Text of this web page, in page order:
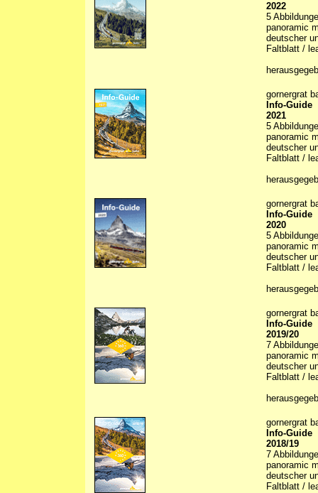
2022
5
panoramic
deutscher
Faltblatt /
gornergrat
Info-Guide
2021
5
panoramic
deutscher
Faltblatt /
gornergrat
Info-Guide
2020
5
panoramic
deutscher
Faltblatt /
gornergrat
Info-Guide
2019/20
7
panoramic
deutscher
Faltblatt /
gornergrat
Info-Guide
2018/19
7
panoramic
deutscher
Faltblatt /